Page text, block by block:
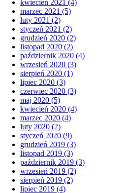
kwiecień 2021 (4)
marzec 2021 (5)
luty 2021 (2)
styczeń 2021 (2)
grudzień 2020 (2)
listopad 2020 (2)
październik 2020 (4)
wrzesień 2020 (3)
sierpień 2020 (1)
lipiec 2020 (3)
czerwiec 2020 (3)
maj 2020 (5)
kwiecień 2020 (4)
marzec 2020 (4)
luty 2020 (2)
styczeń 2020 (9)
grudzień 2019 (3)
listopad 2019 (3)
październik 2019 (3)
wrzesień 2019 (2)
sierpień 2019 (2)
lipiec 2019 (4)